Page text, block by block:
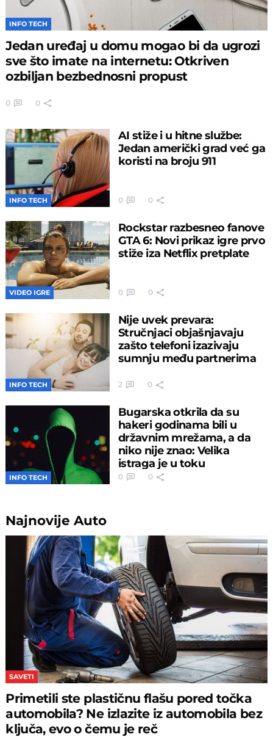
INFO TECH
Jedan uređaj u domu mogao bi da ugrozi
sve što imate na internetu: Otkriven
ozbiljan bezbednosni propust
0 0
INFO TECH
AI stiže i u hitne službe:
Jedan američki grad već ga
koristi na broju 911
0 0
VIDEO IGRE
Rockstar razbesneo fanove
GTA 6: Novi prikaz igre prvo
stiže iza Netflix pretplate
0 0
INFO TECH
Nije uvek prevara:
Stručnjaci objašnjavaju
zašto telefoni izazivaju
sumnju među partnerima
2 0
INFO TECH
Bugarska otkrila da su
hakeri godinama bili u
državnim mrežama, a da
niko nije znao: Velika
istraga je u toku
0 0
NajnovijeAuto
SAVETI
Primetili ste plastičnu flašu pored točka
automobila? Ne izlazite iz automobila bez
ključa, evo o čemu je reč